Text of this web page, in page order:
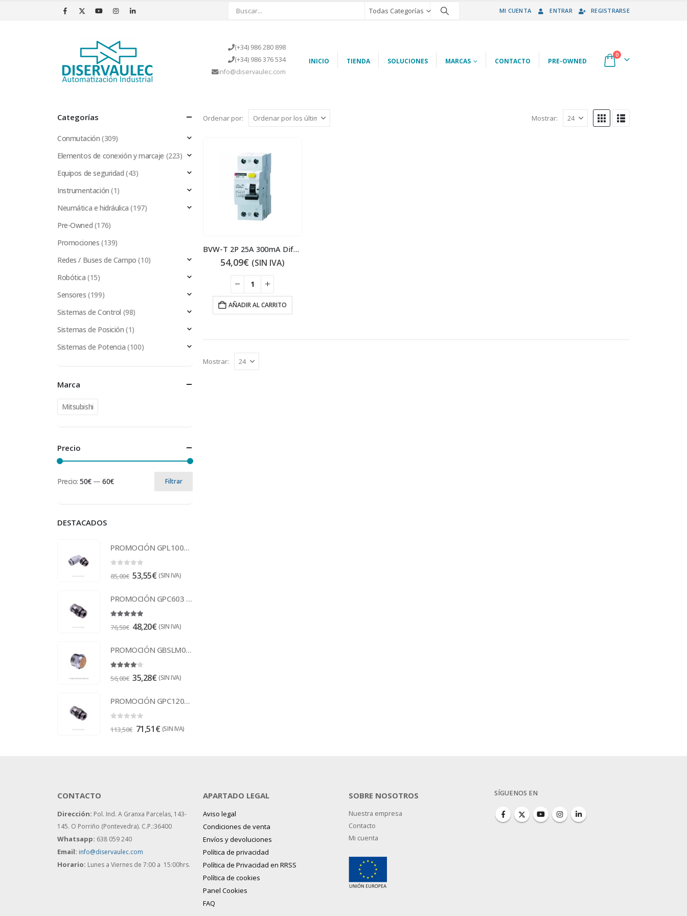
Todas Categorías MI CUENTA ENTRAR REGISTRARSE
(+34) 986 280 898
(+34) 986 376 534
info@diservaulec.com
INICIO TIENDA SOLUCIONES MARCAS CONTACTO PRE-OWNED
0
Ordenar por: Mostrar:
BVW-T 2P 25A 300mA Diferencial
54,09€ (SIN IVA)
AÑADIR AL CARRITO
Mostrar:
Categorías
Conmutación (309)
Elementos de conexión y marcaje (223)
Equipos de seguridad (43)
Instrumentación (1)
Neumática e hidráulica (197)
Pre-Owned (176)
Promociones (139)
Redes / Buses de Campo (10)
Robótica (15)
Sensores (199)
Sistemas de Control (98)
Sistemas de Posición (1)
Sistemas de Potencia (100)
Marca
Mitsubishi
Precio
Filtrar
Precio:50€—60€
DESTACADOS
PROMOCIÓN GPL1002 Racor
85,00€ 53,55€ (SIN IVA)
PROMOCIÓN GPC603 Racor
76,50€ 48,20€ (SIN IVA)
PROMOCIÓN GBSLM02 Escape 1/4
56,00€ 35,28€ (SIN IVA)
PROMOCIÓN GPC1201 Racor
113,50€ 71,51€ (SIN IVA)
CONTACTO
Dirección: Pol. Ind. A Granxa Parcelas, 143-
145. O Porriño (Pontevedra). C.P.:36400
Whatsapp: 638 059 240
Email: info@diservaulec.com
Horario: Lunes a Viernes de 7:00 a 15:00hrs.
APARTADO LEGAL
Aviso legal
Condiciones de venta
Envíos y devoluciones
Política de privacidad
Política de Privacidad en RRSS
Política de cookies
Panel Cookies
FAQ
SOBRE NOSOTROS
Nuestra empresa
Contacto
Mi cuenta
SÍGUENOS EN